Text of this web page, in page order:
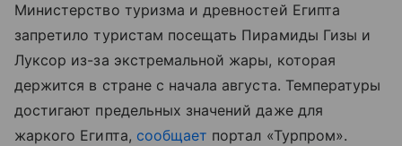
Министерство туризма и древностей Египта
запретило туристам посещать Пирамиды Гизы и
Луксор из-за экстремальной жары, которая
держится в стране с начала августа. Температуры
достигают предельных значений даже для
жаркого Египта, сообщает портал «Турпром».